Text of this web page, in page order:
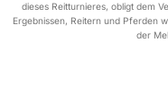
dieses Reitturnieres, obligt dem
Ergebnissen, Reitern und Pferden
der